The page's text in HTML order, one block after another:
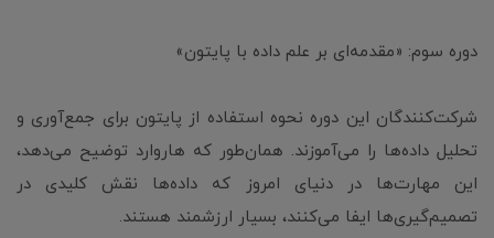
دوره سوم: «مقدمه‌ای بر علم داده با پایتون»
شرکت‌کنندگان این دوره نحوه استفاده از پایتون برای جمع‌آوری و
تحلیل داده‌ها را می‌آموزند. همان‌طور که هاروارد توضیح می‌دهد،
این مهارت‌ها در دنیای امروز که داده‌ها نقش کلیدی در
تصمیم‌گیری‌ها ایفا می‌کنند، بسیار ارزشمند هستند.